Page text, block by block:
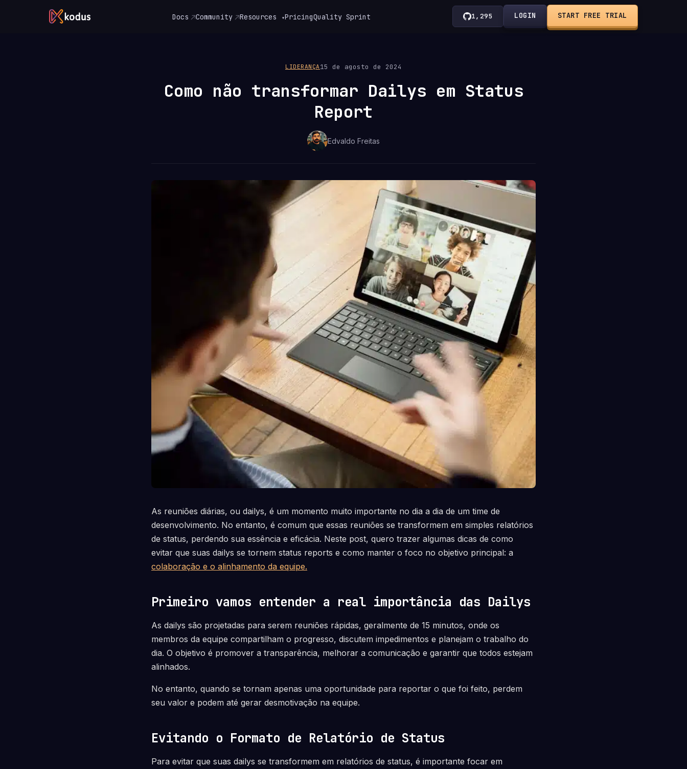
Docs Community Resources ▾PricingQuality Sprint 1,295 LOGIN START FREE TRIAL
LIDERANÇA 15 de agosto de 2024
Como não transformar Dailys em Status
Report
Edvaldo Freitas
As reuniões diárias, ou dailys, é um momento muito importante no dia a dia de um time de
desenvolvimento. No entanto, é comum que essas reuniões se transformem em simples relatórios
de status, perdendo sua essência e eficácia. Neste post, quero trazer algumas dicas de como
evitar que suas dailys se tornem status reports e como manter o foco no objetivo principal: a
colaboração e o alinhamento da equipe.
Primeiro vamos entender a real importância das Dailys
As dailys são projetadas para serem reuniões rápidas, geralmente de 15 minutos, onde os
membros da equipe compartilham o progresso, discutem impedimentos e planejam o trabalho do
dia. O objetivo é promover a transparência, melhorar a comunicação e garantir que todos estejam
alinhados.
No entanto, quando se tornam apenas uma oportunidade para reportar o que foi feito, perdem
seu valor e podem até gerar desmotivação na equipe.
Evitando o Formato de Relatório de Status
Para evitar que suas dailys se transformem em relatórios de status, é importante focar em